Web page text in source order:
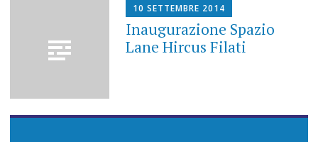
10 SETTEMBRE 2014
Inaugurazione Spazio
Lane Hircus Filati